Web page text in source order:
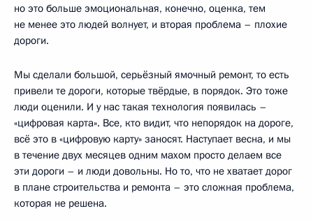
но это больше эмоциональная, конечно, оценка, тем
не менее это людей волнует, и вторая проблема – плохие
дороги.
Мы сделали большой, серьёзный ямочный ремонт, то есть
привели те дороги, которые твёрдые, в порядок. Это тоже
люди оценили. И у нас такая технология появилась –
«цифровая карта». Все, кто видит, что непорядок на дороге,
всё это в «цифровую карту» заносят. Наступает весна, и мы
в течение двух месяцев одним махом просто делаем все
эти дороги – и люди довольны. Но то, что не хватает дорог
в плане строительства и ремонта – это сложная проблема,
которая не решена.